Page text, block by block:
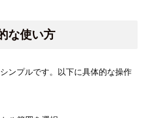
な使い方
ンプルです。以下に具体的な操作